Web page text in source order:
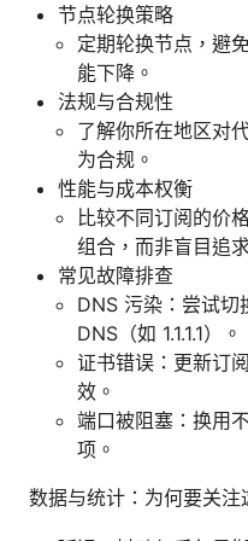
节点轮换策略
定期轮换节点，避
能下降。
法规与合规性
了解你所在地区对
为合规。
性能与成本权衡
比较不同订阅的价
组合，而非盲目追
常见故障排查
DNS 污染：尝试切
DNS（如 1.1.1.1）。
证书错误：更新订
效。
端口被阻塞：换用
项。
数据与统计：为何要关注